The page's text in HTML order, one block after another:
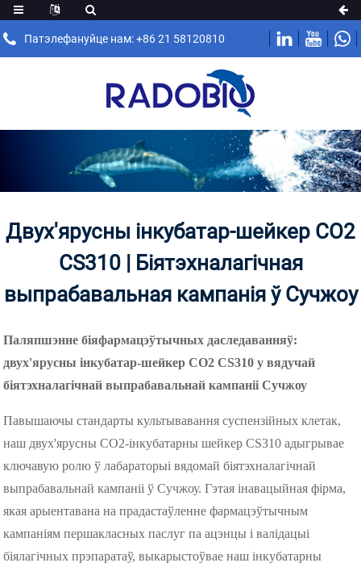
Патэлефануйце нам: +86 21 58120810
Двух'ярусны інкубатар-шейкер CO2
CS310 | Біятэхналагічная
выпрабавальная кампанія ў Сучжоу
Паляпшэнне біяфармацэўтычных даследаванняў:
двух'ярусны інкубатар-шейкер CO2 CS310 у вядучай
біятэхналагічнай выпрабавальнай кампаніі Сучжоу
Павышаючы стандарты культывавання суспензійных клетак,
наш двух'ярусны CO2-інкубатарны шейкер CS310 адыгрывае
ключавую ролю ў лабараторыі вядомай біятэхналагічнай
выпрабавальнай кампаніі ў Сучжоу. Гэтая інавацыйная фірма,
якая арыентавана на прадастаўленне фармацэўтычным
кампаніям першакласных паслуг па ацэнцы і валідацыі
біялагічных прэпаратаў, выкарыстоўвае наш інкубатарны